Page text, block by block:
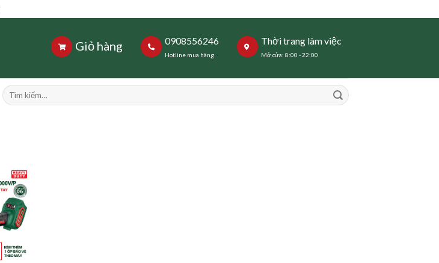
Giỏ hàng 0908556246
Hotline mua hàng
Thời trang làm việc
Mở cửa: 8:00 - 22:00
Tìm
kiếm: